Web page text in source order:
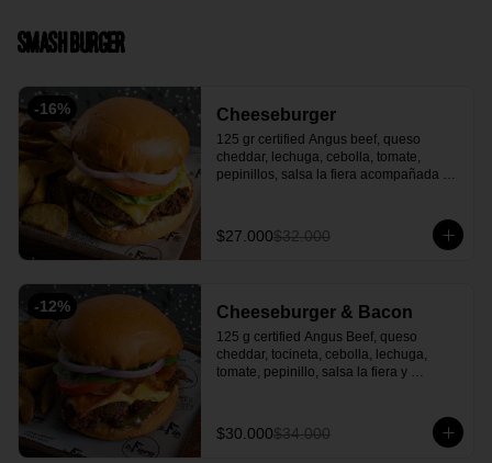
Smash Burger
-16% Cheeseburger
125 gr certified Angus beef, queso
cheddar, lechuga, cebolla, tomate,
pepinillos, salsa la fiera acompañada
$27.000$32.000
-12% Cheeseburger & Bacon
125 g certified Angus Beef, queso
cheddar, tocineta, cebolla, lechuga,
tomate, pepinillo, salsa la fiera y
$30.000$34.000